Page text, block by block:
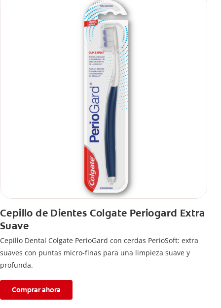
Cepillo de Dientes Colgate Periogard Extra
Suave
Cepillo Dental Colgate PerioGard con cerdas PerioSoft: extra
suaves con puntas micro-finas para una limpieza suave y
profunda.
Comprar ahora